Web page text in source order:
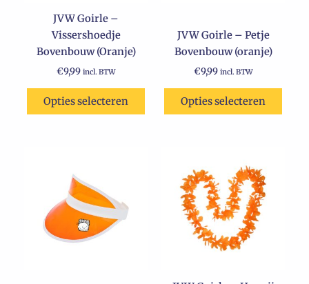
JVW Goirle –
Vissershoedje
Bovenbouw (Oranje)
€9,99 incl. BTW
Opties selecteren
gekozen
worden
op
de
JVW Goirle – Petje
Bovenbouw (oranje)
€9,99 incl. BTW
Opties selecteren
worden
op
de